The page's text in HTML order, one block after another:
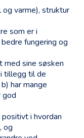
varme), struktur
som er i
fungering og
sine søsken
tillegg til de
har mange
god
i hvordan
og